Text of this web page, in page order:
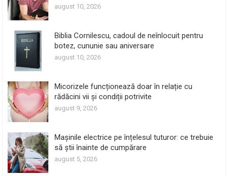
august 10, 2026
Biblia Cornilescu, cadoul de neînlocuit pentru
botez, cununie sau aniversare
august 10, 2026
Micorizele funcționează doar în relație cu
rădăcini vii și condiții potrivite
august 9, 2026
Mașinile electrice pe înțelesul tuturor: ce trebuie
să știi înainte de cumpărare
august 5, 2026